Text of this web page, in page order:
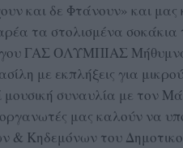
και δε Φτάνουν» και
τα στολισμένα σοκάκια
ΓΑΣ ΟΛΥΜΠΙΑΣ
με εκπλήξεις για
μουσική συναυλία με τον
μας καλούν να
& Κηδεμόνων του